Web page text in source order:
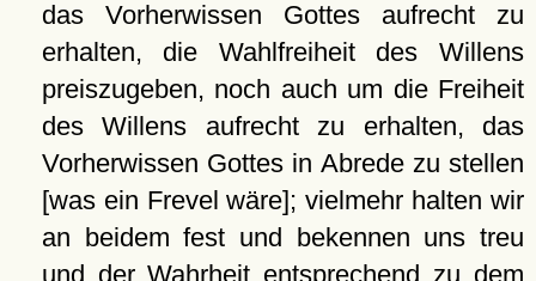
das Vorherwissen Gottes aufrecht zu
erhalten, die Wahlfreiheit des Willens
preiszugeben, noch auch um die Freiheit
des Willens aufrecht zu erhalten, das
Vorherwissen Gottes in Abrede zu stellen
[was ein Frevel wäre]; vielmehr halten wir
an beidem fest und bekennen uns treu
und der Wahrheit entsprechend zu dem